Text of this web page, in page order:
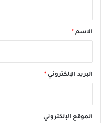
*الاسم *
البريد الإلكتروني *
الموقع الإلكتروني